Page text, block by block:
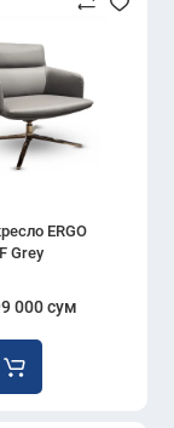
ERGO
Grey
000 сум